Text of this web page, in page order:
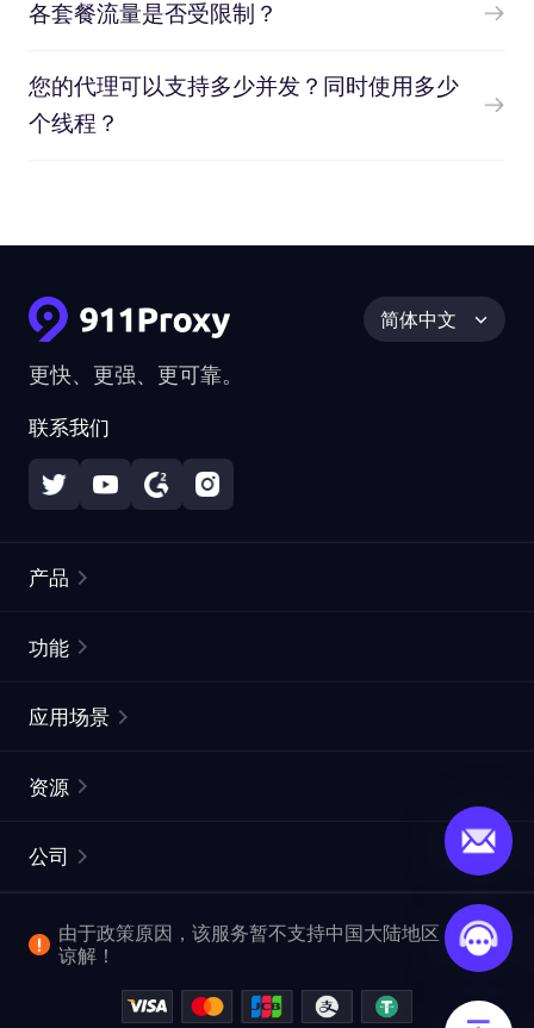
各套餐流量是否受限制？
您的代理可以支持多少并发？同时使用多少
个线程？
更快、更强、更可靠。
联系我们
简体中文
产品
静态住宅代理
网页抓取 API
视频下载 API
功能
ISP代理
ProxySite
应用场景
市场研究
爬行和索引
查看全部使用场景
资源
常见问题解答
位置
公司
企业服务
反洗钱合规计划
由于政策原因，该服务暂不支持中国大陆地区，敬请
谅解！